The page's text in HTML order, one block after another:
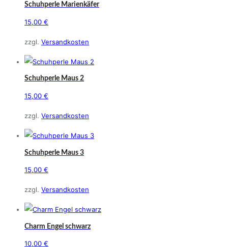
Schuhperle Marienkäfer
15,00 €
zzgl. Versandkosten
Schuhperle Maus 2
15,00 €
zzgl. Versandkosten
Schuhperle Maus 3
15,00 €
zzgl. Versandkosten
Charm Engel schwarz
10,00 €